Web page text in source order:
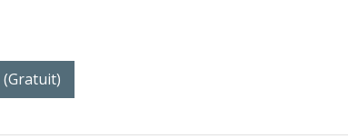
(gratuit)